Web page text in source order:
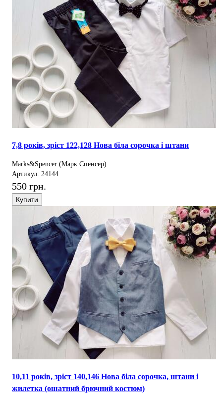
7,8 років, зріст 122,128 Нова біла сорочка і штани
Marks&Spencer (Марк Спенсер)
Артикул: 24144
550 грн.
Купити
10,11 років, зріст 140,146 Нова біла сорочка, штани і
жилетка (ошатний брючний костюм)